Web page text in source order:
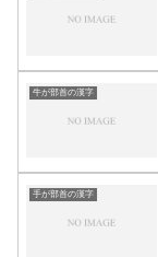
牛が部首の漢字
手が部首の漢字